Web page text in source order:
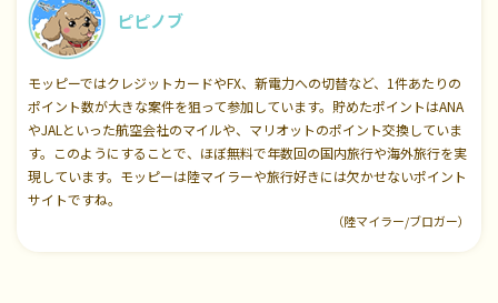
ピピノブ
モッピーではクレジットカードやFX、新電力への切替など、1件あたりの
ポイント数が大きな案件を狙って参加しています。貯めたポイントはANA
やJALといった航空会社のマイルや、マリオットのポイント交換していま
す。このようにすることで、ほぼ無料で年数回の国内旅行や海外旅行を実
現しています。モッピーは陸マイラーや旅行好きには欠かせないポイント
サイトですね。
（陸マイラー/ブロガー）